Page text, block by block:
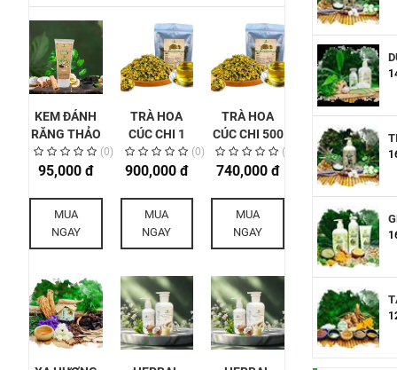
KEM ĐÁNH
RĂNG THẢO
MỘC
(0)
95,000 đ
MUA
NGAY
TRÀ HOA
CÚC CHI 1
KG
(0)
900,000 đ
MUA
NGAY
TRÀ HOA
CÚC CHI 500
GR
(0)
740,000 đ
MUA
NGAY